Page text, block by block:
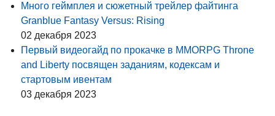
Много геймплея и сюжетный трейлер файтинга
Granblue Fantasy Versus: Rising
02 декабря 2023
Первый видеогайд по прокачке в MMORPG Throne
and Liberty посвящен заданиям, кодексам и
стартовым ивентам
03 декабря 2023